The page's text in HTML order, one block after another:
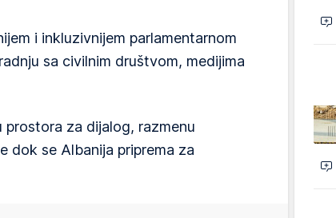
i inkluzivnijem parlamentarnom
sa civilnim društvom, medijima
za dijalog, razmenu
dok se Albanija priprema za